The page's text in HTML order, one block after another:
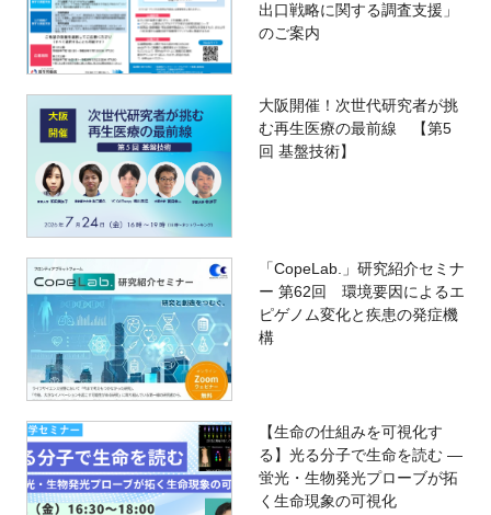
出口戦略に関する調査支援」
のご案内
大阪開催！次世代研究者が挑
む再生医療の最前線 【第5
回 基盤技術】
「CopeLab.」研究紹介セミナ
ー 第62回 環境要因によるエ
ピゲノム変化と疾患の発症機
構
【生命の仕組みを可視化す
る】光る分子で生命を読む ―
蛍光・生物発光プローブが拓
く生命現象の可視化